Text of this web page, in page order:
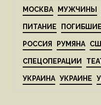
МОСКВА МУЖЧИНЫ
ПИТАНИЕ ПОГИБШИЕ
РОССИЯ РУМЯНА
СПЕЦОПЕРАЦИИ
УКРАИНА УКРАИНЕ